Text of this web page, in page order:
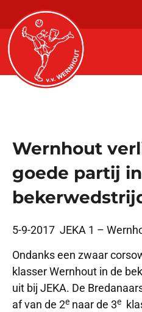
Wernhout
goede partij
5-9-2017 JEKA 1 –
Ondanks een zwaar
klasser Wernhout in de
uit bij JEKA. De
af van de 2e naar de 3e